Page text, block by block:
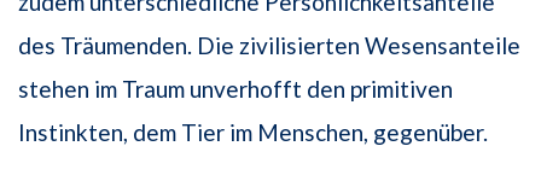
des Träumenden. Die zivilisierten Wesensanteile
stehen im Traum unverhofft den primitiven
Instinkten, dem Tier im Menschen, gegenüber.